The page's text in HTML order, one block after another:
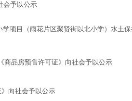
会予以公示
项目（雨花片区聚贤街以北小学）水土
品房预售许可证》向社会予以公示
向社会予以公示